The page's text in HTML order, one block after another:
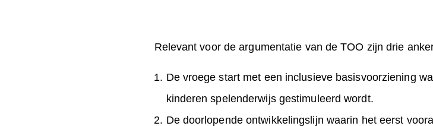
Relevant voor de argumentatie van de TOO zijn drie
De vroege start met een inclusieve basisvoorziening
kinderen spelenderwijs gestimuleerd wordt.
De doorlopende ontwikkelingslijn waarin het eerst